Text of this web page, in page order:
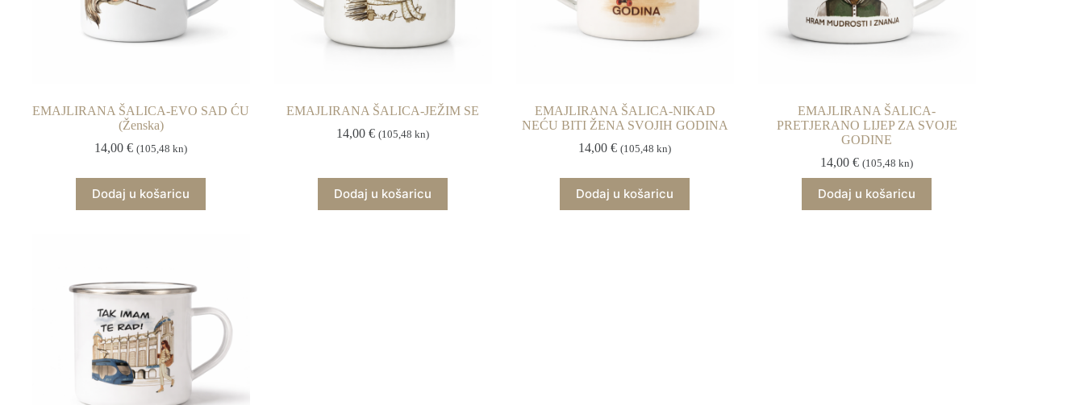
EMAJLIRANA ŠALICA-EVO SAD ĆU
(Ženska)
14,00€ (105,48 kn)
Dodaj u košaricu
EMAJLIRANA ŠALICA-JEŽIM SE
14,00€ (105,48 kn)
Dodaj u košaricu
EMAJLIRANA ŠALICA-NIKAD
NEĆU BITI ŽENA SVOJIH GODINA
14,00€ (105,48 kn)
Dodaj u košaricu
EMAJLIRANA ŠALICA-
PRETJERANO LIJEP ZA SVOJE
GODINE
14,00€ (105,48 kn)
Dodaj u košaricu